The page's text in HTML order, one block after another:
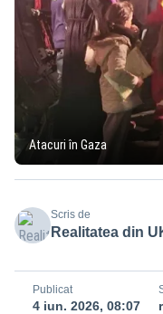
Atacuri în Gaza
Scris de
Realitatea din
Publicat
4 iun. 2026, 08:07